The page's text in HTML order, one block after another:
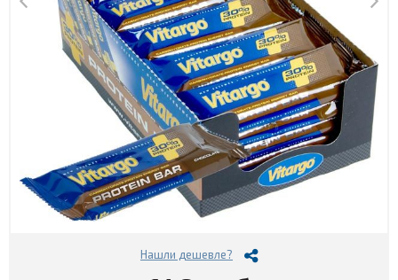
Нашли дешевле?